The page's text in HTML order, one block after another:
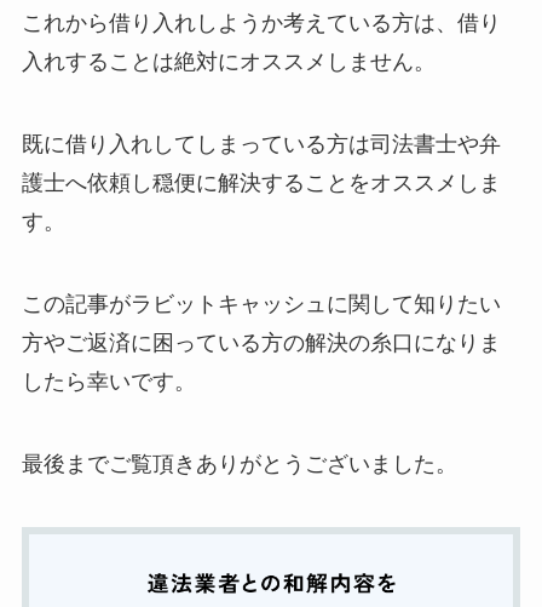
これから借り入れしようか考えている方は、借り
入れすることは絶対にオススメしません。
既に借り入れしてしまっている方は司法書士や弁
護士へ依頼し穏便に解決することをオススメしま
す。
この記事がラビットキャッシュに関して知りたい
方やご返済に困っている方の解決の糸口になりま
したら幸いです。
最後までご覧頂きありがとうございました。